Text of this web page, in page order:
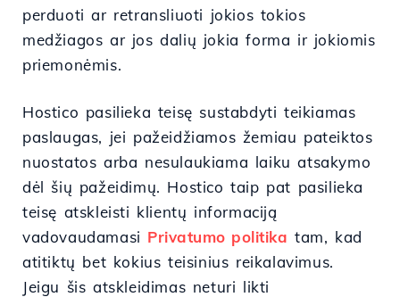
perduoti ar retransliuoti jokios tokios
medžiagos ar jos dalių jokia forma ir jokiomis
priemonėmis.
Hostico pasilieka teisę sustabdyti teikiamas
paslaugas, jei pažeidžiamos žemiau pateiktos
nuostatos arba nesulaukiama laiku atsakymo
dėl šių pažeidimų. Hostico taip pat pasilieka
teisę atskleisti klientų informaciją
vadovaudamasi Privatumo politika tam, kad
atitiktų bet kokius teisinius reikalavimus.
Jeigu šis atskleidimas neturi likti